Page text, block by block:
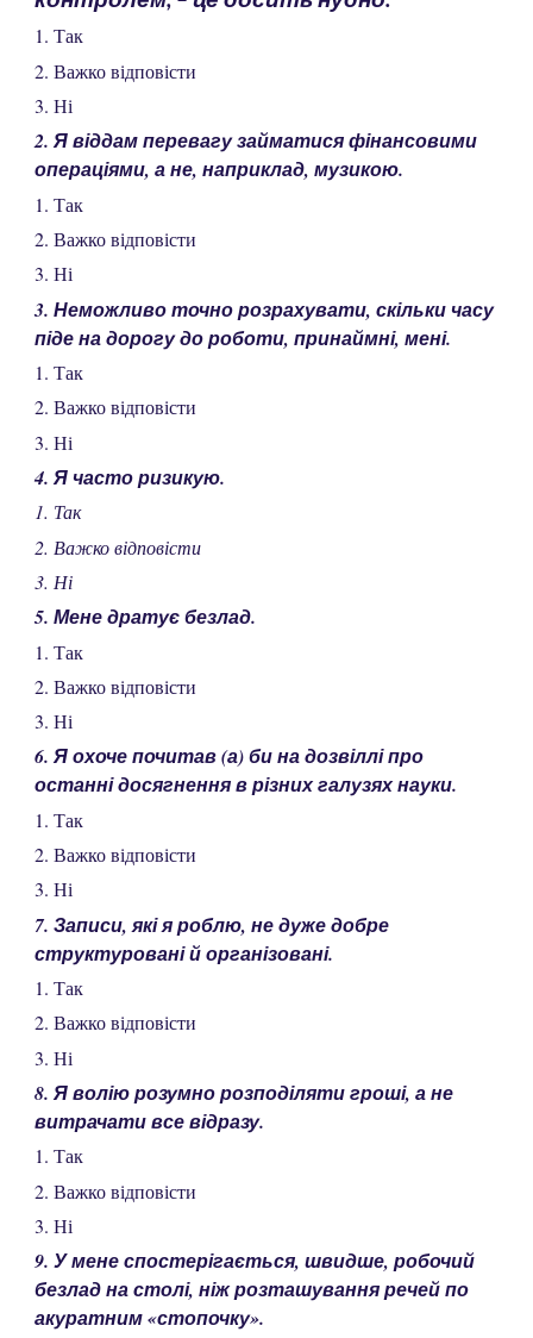
1. Так
2. Важко відповісти
3. Ні
2. Я віддам перевагу займатися фінансовими
операціями, а не, наприклад, музикою.
1. Так
2. Важко відповісти
3. Ні
3. Неможливо точно розрахувати, скільки часу
піде на дорогу до роботи, принаймні, мені.
1. Так
2. Важко відповісти
3. Ні
4. Я часто ризикую.
1. Так
2. Важко відповісти
3. Ні
5. Мене дратує безлад.
1. Так
2. Важко відповісти
3. Ні
6. Я охоче почитав (а) би на дозвіллі про
останні досягнення в різних галузях науки.
1. Так
2. Важко відповісти
3. Ні
7. Записи, які я роблю, не дуже добре
структуровані й організовані.
1. Так
2. Важко відповісти
3. Ні
8. Я волію розумно розподіляти гроші, а не
витрачати все відразу.
1. Так
2. Важко відповісти
3. Ні
9. У мене спостерігається, швидше, робочий
безлад на столі, ніж розташування речей по
акуратним «стопочку».